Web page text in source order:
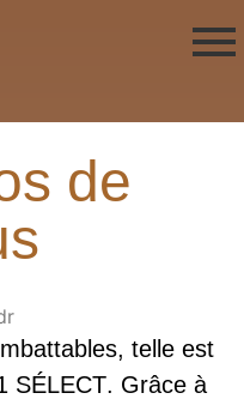
de
telle est
SÉLECT. Grâce à